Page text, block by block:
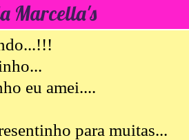
Marcella's
eu amei....
para muitas...